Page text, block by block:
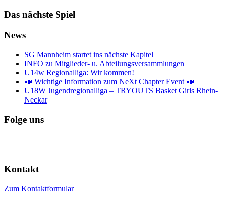
Das nächste Spiel
News
SG Mannheim startet ins nächste Kapitel
INFO zu Mitglieder- u. Abteilungsversammlungen
U14w Regionalliga: Wir kommen!
📣 Wichtige Information zum NeXt Chapter Event 📣
U18W Jugendregionalliga – TRYOUTS Basket Girls Rhein-
Neckar
Folge uns
Kontakt
Zum Kontaktformular